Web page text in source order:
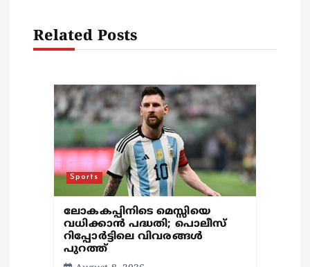
a
Related Posts
Sports
ലോകകപ്പിനിടെ മെസ്സിയെ
വധിക്കാൻ പദ്ധതി; പൊലീസ്
റിപ്പോർട്ടിലെ വിവരങ്ങൾ
പുറത്ത്